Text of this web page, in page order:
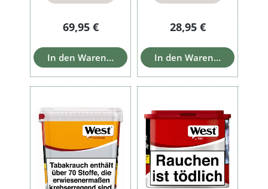
Regulärer Preis:
69,95 €
In den Warenkorb
Regulärer Preis:
28,95 €
In den Warenkorb